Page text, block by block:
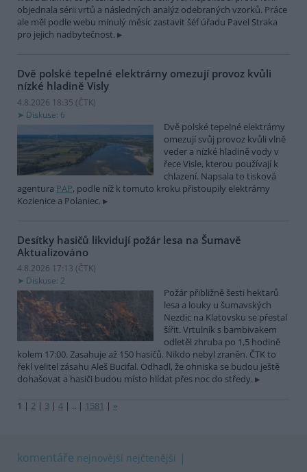
objednala sérii vrtů a následných analýz odebraných vzorků. Práce
ale měl podle webu minulý měsíc zastavit šéf úřadu Pavel Straka
pro jejich nadbytečnost.
Dvě polské tepelné elektrárny omezují provoz kvůli
nízké hladině Visly
4.8.2026 18:35 (ČTK)
Diskuse: 6
Dvě polské tepelné elektrárny
omezují svůj provoz kvůli vlně
veder a nízké hladině vody v
řece Visle, kterou používají k
chlazení. Napsala to tisková
agentura PAP, podle níž k tomuto kroku přistoupily elektrárny
Kozienice a Polaniec.
Desítky hasičů likvidují požár lesa na Šumavě
Aktualizováno
4.8.2026 17:13 (ČTK)
Diskuse: 2
Požár přibližně šesti hektarů
lesa a louky u šumavských
Nezdic na Klatovsku se přestal
šířit. Vrtulník s bambivakem
odletěl zhruba po 1,5 hodině
kolem 17:00. Zasahuje až 150 hasičů. Nikdo nebyl zraněn. ČTK to
řekl velitel zásahu Aleš Bucifal. Odhadl, že ohniska se budou ještě
dohašovat a hasiči budou místo hlídat přes noc do středy.
1 | 2 | 3 | 4 | .. | 1581 | »
komentáře nejnovější nejčtenější